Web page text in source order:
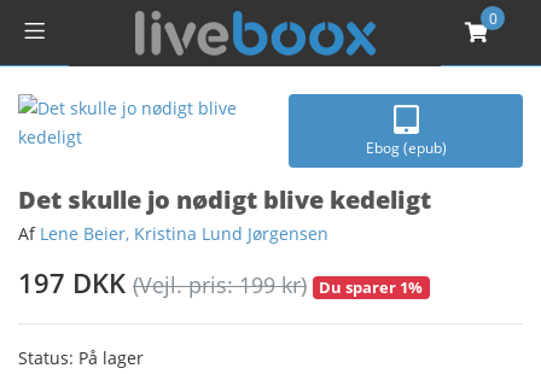
0
Ebog (epub)
Det skulle jo nødigt blive kedeligt
Af Lene Beier, Kristina Lund Jørgensen
197 DKK (Vejl. pris: 199 kr) Du sparer 1%
Status: På lager